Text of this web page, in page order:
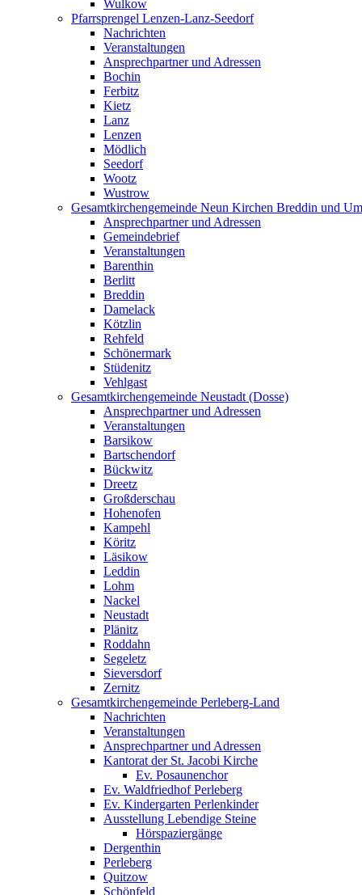
Wulkow
Pfarrsprengel Lenzen-Lanz-Seedorf
Nachrichten
Veranstaltungen
Ansprechpartner und Adressen
Bochin
Ferbitz
Kietz
Lanz
Lenzen
Mödlich
Seedorf
Wootz
Wustrow
Gesamtkirchengemeinde Neun Kirchen Breddin und
Ansprechpartner und Adressen
Gemeindebrief
Veranstaltungen
Barenthin
Berlitt
Breddin
Damelack
Kötzlin
Rehfeld
Schönermark
Stüdenitz
Vehlgast
Gesamtkirchengemeinde Neustadt (Dosse)
Ansprechpartner und Adressen
Veranstaltungen
Barsikow
Bartschendorf
Bückwitz
Dreetz
Großderschau
Hohenofen
Kampehl
Köritz
Läsikow
Leddin
Lohm
Nackel
Neustadt
Plänitz
Roddahn
Segeletz
Sieversdorf
Zernitz
Gesamtkirchengemeinde Perleberg-Land
Nachrichten
Veranstaltungen
Ansprechpartner und Adressen
Kantorat der St. Jacobi Kirche
Ev. Posaunenchor
Ev. Waldfriedhof Perleberg
Ev. Kindergarten Perlenkinder
Ausstellung Lebendige Steine
Hörspaziergänge
Dergenthin
Perleberg
Quitzow
Schönfeld